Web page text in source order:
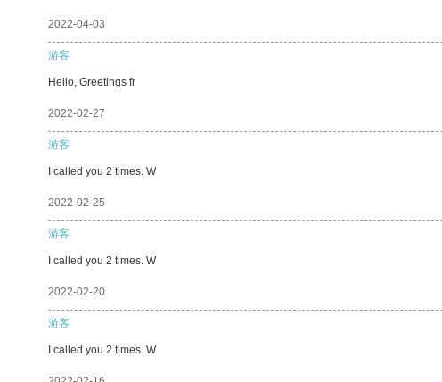
2022-04-03
游客
Hello, Greetings fr
2022-02-27
游客
I called you 2 times. W
2022-02-25
游客
I called you 2 times. W
2022-02-20
游客
I called you 2 times. W